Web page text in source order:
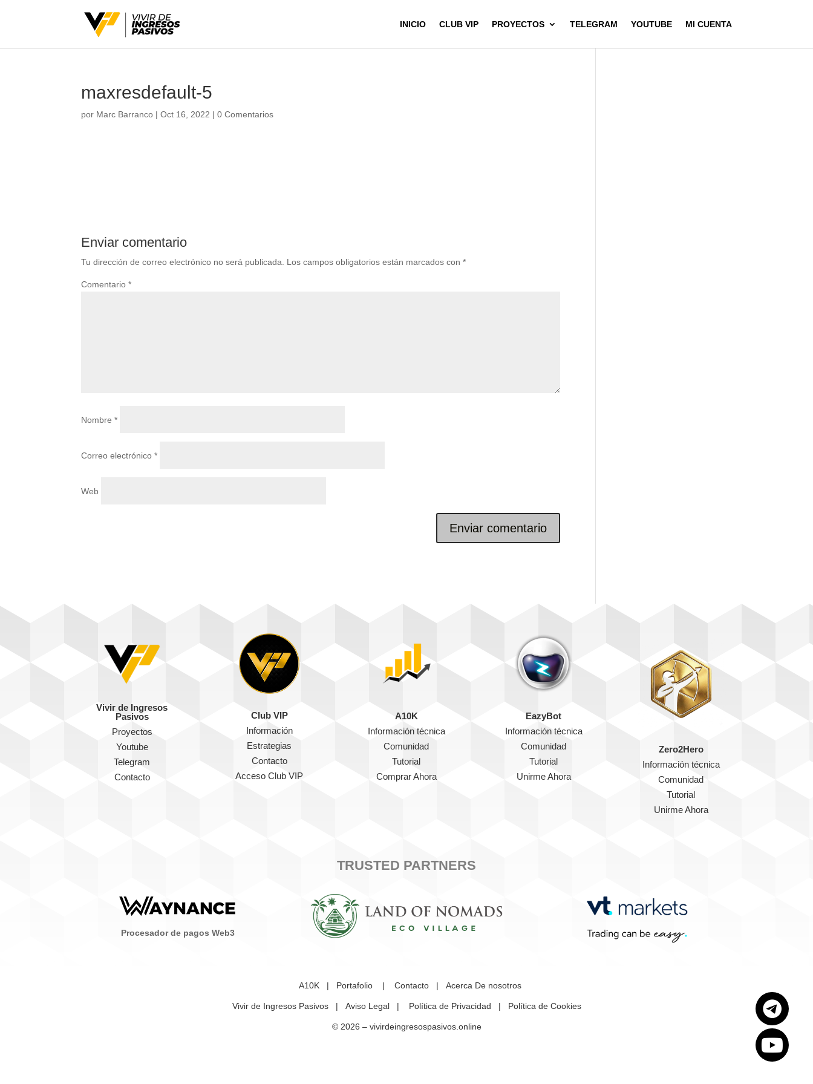
INICIO CLUB VIP PROYECTOS TELEGRAM YOUTUBE MI CUENTA
maxresdefault-5
por Marc Barranco |Oct 16, 2022 |0 Comentarios
Enviar comentario
Tu dirección de correo electrónico no será publicada. Los campos obligatorios están marcados con*
Comentario*
Nombre*
Correo electrónico*
Web
Vivir de Ingresos
Pasivos
Proyectos
Youtube
Telegram
Contacto
Club VIP
Información
Estrategias
Contacto
Acceso Club VIP
A10K
Información técnica
Comunidad
Tutorial
Comprar Ahora
EazyBot
Información técnica
Comunidad
Tutorial
Unirme Ahora
Zero2Hero
Información técnica
Comunidad
Tutorial
Unirme Ahora
TRUSTED PARTNERS
Procesador de pagos Web3
A10K | Portafolio | Contacto | Acerca De nosotros
Vivir de Ingresos Pasivos| Aviso Legal | Política de Privacidad | Política de Cookies
© 2026 – vivirdeingresospasivos.online